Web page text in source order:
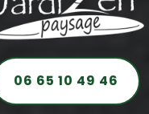
06 65 10 49 46